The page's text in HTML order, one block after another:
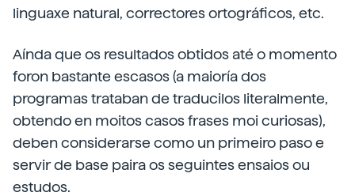
linguaxe natural, correctores ortográficos, etc.
Aínda que os resultados obtidos até o momento
foron bastante escasos (a maioría dos
programas trataban de traducilos literalmente,
obtendo en moitos casos frases moi curiosas),
deben considerarse como un primeiro paso e
servir de base paira os seguintes ensaios ou
estudos.